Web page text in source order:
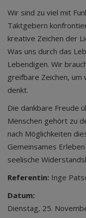
Wir sind zu viel mit
Taktgebern
kreative Zeichen der
Was uns durch das
Lebendigen. Wir
greifbare Zeichen, um
denkt.
Die dankbare Freude
Menschen gehört zu
nach Möglichkeiten
Gemeinsames
seelische
Referentin: Inge
Datum:
Dienstag, 25.